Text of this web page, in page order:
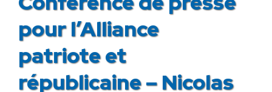
pour l’Alliance
patriote et
républicaine – Nicolas